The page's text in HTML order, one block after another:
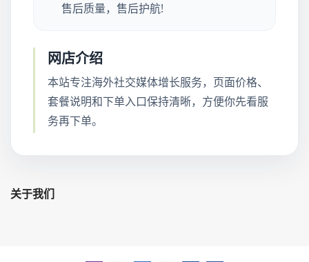
售后质量，售后护航!
网店介绍
本站专注海外社交媒体增长服务，页面价格、
套餐说明和下单入口保持清晰，方便你先看服
务再下单。
关于我们